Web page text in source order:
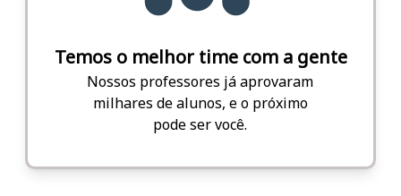
Temos o melhor time com a gente
Nossos professores já aprovaram
milhares de alunos, e o próximo
pode ser você.